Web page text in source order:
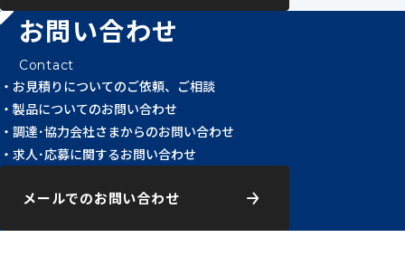
お問い合わせ
Contact
お見積りについてのご依頼、ご相談
製品についてのお問い合わせ
調達･協力会社さまからのお問い合わせ
求人･応募に関するお問い合わせ
メールでのお問い合わせ